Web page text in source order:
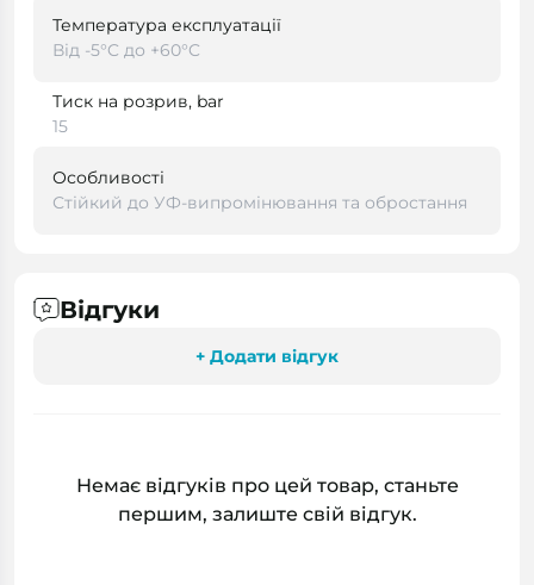
Температура експлуатації
Від -5°C до +60°C
Тиск на розрив, bar
15
Особливості
Стійкий до УФ-випромінювання та обростання
Відгуки
+ Додати відгук
Немає відгуків про цей товар, станьте
першим, залиште свій відгук.